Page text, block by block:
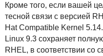
Кроме того, если вашей
тесной связи с версией
Hat Compatible Kernel
Linux 9.3 сохраняет
RHEL, в соответствии со